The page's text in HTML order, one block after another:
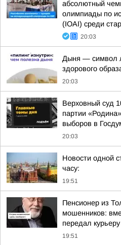
абсолютный
олимпиады по
(IOAI) среди
20:03
Дыня — символ
здорового
20:03
Верховный суд
партии
выборов в
20:03
Новости одной
часу:
19:51
Пенсионер из
мошенников:
передал
19:51